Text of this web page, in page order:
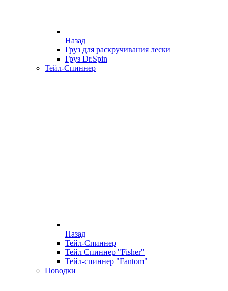
Назад
Груз для раскручивания лески
Груз Dr.Spin
Тейл-Спиннер
Назад
Тейл-Спиннер
Тейл Спиннер "Fisher"
Тейл-спиннер "Fantom"
Поводки